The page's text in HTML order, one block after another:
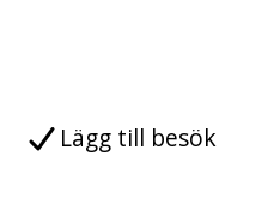
Lägg till besök